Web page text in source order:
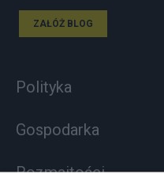
ZAŁÓŻ BLOG
Polityka
Gospodarka